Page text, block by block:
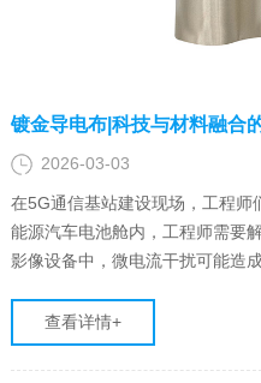
镀金导电布|科技与材料融合
2026-03-03
在5G通信基站建设现场，工程
能源汽车电池舱内，工程师需要
影像设备中，微电流干扰可能造
复合材料，正以每年15%的市场
是材料……
查看详情+